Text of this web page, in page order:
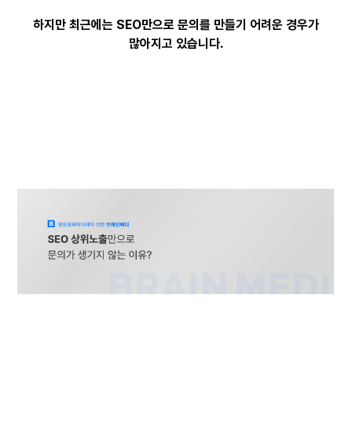
하지만 최근에는 SEO만으로 문의를 만들기 어려운 경우가
많아지고 있습니다.